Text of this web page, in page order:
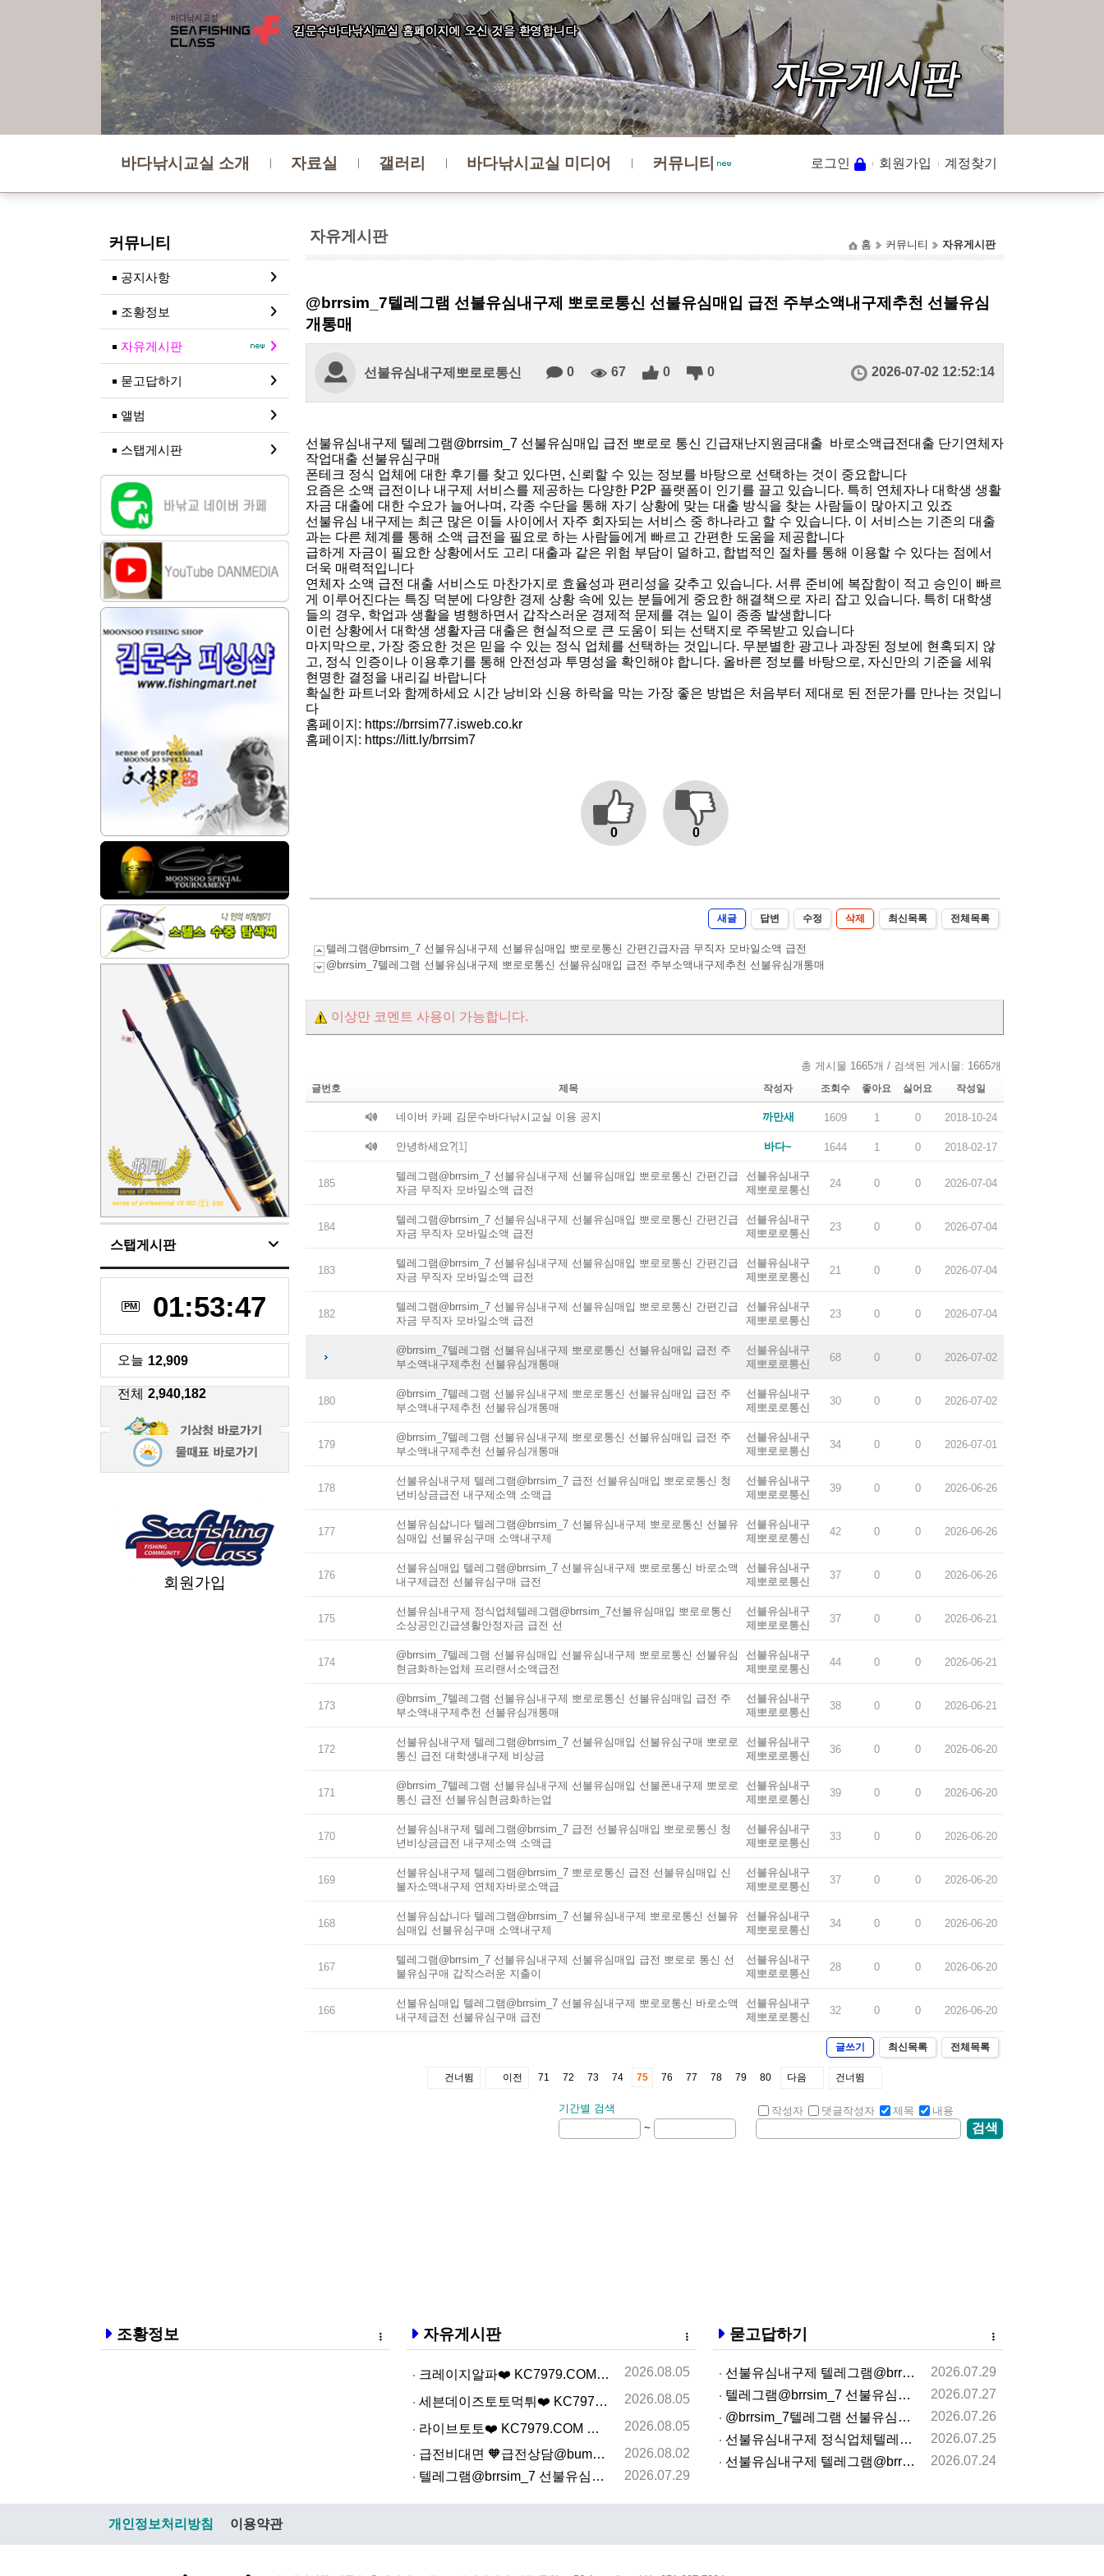
바다낚시교실 소개 자료실 갤러리 바다낚시교실 미디어 커뮤니티 로그인 회원가입 계정찾기
자유게시판 홈 커뮤니티 자유게시판
커뮤니티
공지사항
조황정보
자유게시판
묻고답하기
앨범
스탭게시판
스탭게시판
PM 01:53:48
오늘 12,909
전체 2,940,182
회원가입
@brrsim_7텔레그램 선불유심내구제 뽀로로통신 선불유심매입 급전 주부소액내구제추천 선불유심
개통매
선불유심내구제뽀로로통신 0 67 0 0 2026-07-02 12:52:14
선불유심내구제 텔레그램@brrsim_7 선불유심매입 급전 뽀로로 통신 긴급재난지원금대출 바로소액급전대출 단기연체자
작업대출 선불유심구매
폰테크 정식 업체에 대한 후기를 찾고 있다면, 신뢰할 수 있는 정보를 바탕으로 선택하는 것이 중요합니다
요즘은 소액 급전이나 내구제 서비스를 제공하는 다양한 P2P 플랫폼이 인기를 끌고 있습니다. 특히 연체자나 대학생 생활
자금 대출에 대한 수요가 늘어나며, 각종 수단을 통해 자기 상황에 맞는 대출 방식을 찾는 사람들이 많아지고 있죠
선불유심 내구제는 최근 많은 이들 사이에서 자주 회자되는 서비스 중 하나라고 할 수 있습니다. 이 서비스는 기존의 대출
과는 다른 체계를 통해 소액 급전을 필요로 하는 사람들에게 빠르고 간편한 도움을 제공합니다
급하게 자금이 필요한 상황에서도 고리 대출과 같은 위험 부담이 덜하고, 합법적인 절차를 통해 이용할 수 있다는 점에서
더욱 매력적입니다
연체자 소액 급전 대출 서비스도 마찬가지로 효율성과 편리성을 갖추고 있습니다. 서류 준비에 복잡함이 적고 승인이 빠르
게 이루어진다는 특징 덕분에 다양한 경제 상황 속에 있는 분들에게 중요한 해결책으로 자리 잡고 있습니다. 특히 대학생
들의 경우, 학업과 생활을 병행하면서 갑작스러운 경제적 문제를 겪는 일이 종종 발생합니다
이런 상황에서 대학생 생활자금 대출은 현실적으로 큰 도움이 되는 선택지로 주목받고 있습니다
마지막으로, 가장 중요한 것은 믿을 수 있는 정식 업체를 선택하는 것입니다. 무분별한 광고나 과장된 정보에 현혹되지 않
고, 정식 인증이나 이용후기를 통해 안전성과 투명성을 확인해야 합니다. 올바른 정보를 바탕으로, 자신만의 기준을 세워
현명한 결정을 내리길 바랍니다
확실한 파트너와 함께하세요 시간 낭비와 신용 하락을 막는 가장 좋은 방법은 처음부터 제대로 된 전문가를 만나는 것입니
다
홈페이지: https://brrsim77.isweb.co.kr
홈페이지: https://litt.ly/brrsim7
0 0
새글 답변 수정 삭제 최신목록 전체목록
텔레그램@brrsim_7 선불유심내구제 선불유심매입 뽀로로통신 간편긴급자금 무직자 모바일소액 급전
@brrsim_7텔레그램 선불유심내구제 뽀로로통신 선불유심매입 급전 주부소액내구제추천 선불유심개통매
이상만 코멘트 사용이 가능합니다.
총 게시물 1665개 / 검색된 게시물: 1665개
글번호 제목 작성자 조회수 좋아요 싫어요 작성일
네이버 카페 김문수바다낚시교실 이용 공지 까만새 1609 1 0 2018-10-24
안녕하세요?[1] 바다~ 1644 1 0 2018-02-17
185
텔레그램@brrsim_7 선불유심내구제 선불유심매입 뽀로로통신 간편긴급
자금 무직자 모바일소액 급전
선불유심내구
제뽀로로통신
24 0 0 2026-07-04
184
텔레그램@brrsim_7 선불유심내구제 선불유심매입 뽀로로통신 간편긴급
자금 무직자 모바일소액 급전
선불유심내구
제뽀로로통신
23 0 0 2026-07-04
183
텔레그램@brrsim_7 선불유심내구제 선불유심매입 뽀로로통신 간편긴급
자금 무직자 모바일소액 급전
선불유심내구
제뽀로로통신
21 0 0 2026-07-04
182
텔레그램@brrsim_7 선불유심내구제 선불유심매입 뽀로로통신 간편긴급
자금 무직자 모바일소액 급전
선불유심내구
제뽀로로통신
23 0 0 2026-07-04
@brrsim_7텔레그램 선불유심내구제 뽀로로통신 선불유심매입 급전 주
부소액내구제추천 선불유심개통매
선불유심내구
제뽀로로통신
68 0 0 2026-07-02
180
@brrsim_7텔레그램 선불유심내구제 뽀로로통신 선불유심매입 급전 주
부소액내구제추천 선불유심개통매
선불유심내구
제뽀로로통신
30 0 0 2026-07-02
179
@brrsim_7텔레그램 선불유심내구제 뽀로로통신 선불유심매입 급전 주
부소액내구제추천 선불유심개통매
선불유심내구
제뽀로로통신
34 0 0 2026-07-01
178
선불유심내구제 텔레그램@brrsim_7 급전 선불유심매입 뽀로로통신 청
년비상금급전 내구제소액 소액급
선불유심내구
제뽀로로통신
39 0 0 2026-06-26
177
선불유심삽니다 텔레그램@brrsim_7 선불유심내구제 뽀로로통신 선불유
심매입 선불유심구매 소액내구제
선불유심내구
제뽀로로통신
42 0 0 2026-06-26
176
선불유심매입 텔레그램@brrsim_7 선불유심내구제 뽀로로통신 바로소액
내구제급전 선불유심구매 급전
선불유심내구
제뽀로로통신
37 0 0 2026-06-26
175
선불유심내구제 정식업체텔레그램@brrsim_7선불유심매입 뽀로로통신
소상공인긴급생활안정자금 급전 선
선불유심내구
제뽀로로통신
37 0 0 2026-06-21
174
@brrsim_7텔레그램 선불유심매입 선불유심내구제 뽀로로통신 선불유심
현금화하는업체 프리랜서소액급전
선불유심내구
제뽀로로통신
44 0 0 2026-06-21
173
@brrsim_7텔레그램 선불유심내구제 뽀로로통신 선불유심매입 급전 주
부소액내구제추천 선불유심개통매
선불유심내구
제뽀로로통신
38 0 0 2026-06-21
172
선불유심내구제 텔레그램@brrsim_7 선불유심매입 선불유심구매 뽀로로
통신 급전 대학생내구제 비상금
선불유심내구
제뽀로로통신
36 0 0 2026-06-20
171
@brrsim_7텔레그램 선불유심내구제 선불유심매입 선불폰내구제 뽀로로
통신 급전 선불유심현금화하는업
선불유심내구
제뽀로로통신
39 0 0 2026-06-20
170
선불유심내구제 텔레그램@brrsim_7 급전 선불유심매입 뽀로로통신 청
년비상금급전 내구제소액 소액급
선불유심내구
제뽀로로통신
33 0 0 2026-06-20
169
선불유심내구제 텔레그램@brrsim_7 뽀로로통신 급전 선불유심매입 신
불자소액내구제 연체자바로소액급
선불유심내구
제뽀로로통신
37 0 0 2026-06-20
168
선불유심삽니다 텔레그램@brrsim_7 선불유심내구제 뽀로로통신 선불유
심매입 선불유심구매 소액내구제
선불유심내구
제뽀로로통신
34 0 0 2026-06-20
167
텔레그램@brrsim_7 선불유심내구제 선불유심매입 급전 뽀로로 통신 선
불유심구매 갑작스러운 지출이
선불유심내구
제뽀로로통신
28 0 0 2026-06-20
166
선불유심매입 텔레그램@brrsim_7 선불유심내구제 뽀로로통신 바로소액
내구제급전 선불유심구매 급전
선불유심내구
제뽀로로통신
32 0 0 2026-06-20
글쓰기 최신목록 전체목록
건너뜀 이전 71 72 73 74 75 76 77 78 79 80 다음 건너뜀
기간별 검색
~
작성자 댓글작성자 제목 내용
검색
조황정보 자유게시판
크레이지알파❤️ KC7979.COM ❤️크레이지알파주소… 2026.08.05
세븐데이즈토­토먹­튀❤️ KC7979.COM ❤️슬­롯… 2026.08.05
라­이브토­토❤️ KC7979.COM ❤️온­라인카­지…
2026.08.05
급전비대면 🧡급전상담@bumbee2🧡 개인돈사고자 급전…
2026.08.02
텔레그램@brrsim_7 선불유심내구제 선불유심매입 뽀…
2026.07.29
묻고답하기
선불유심내구제 텔레그램@brrsim_7 선불유심매입 뽀…
2026.07.29
텔레그램@brrsim_7 선불유심내구제 선불유심매입 뽀…
2026.07.27
@brrsim_7텔레그램 선불유심내구제 급전 뽀로로통신…
2026.07.26
선불유심내구제 정식업체텔레그램@brrsim_7선불유심매…
2026.07.25
선불유심내구제 텔레그램@brrsim_7 선불유심매입 뽀…
2026.07.24
개인정보처리방침 이용약관